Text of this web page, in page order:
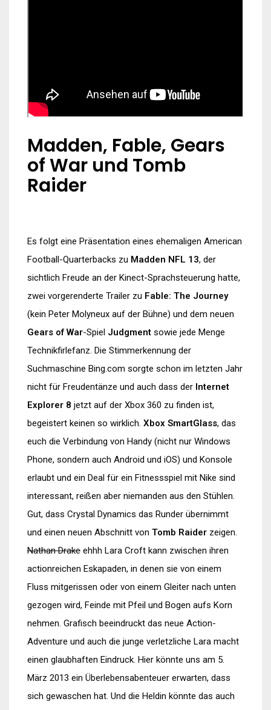
Madden, Fable, Gears
of War und Tomb
Raider
Es folgt eine Präsentation eines ehemaligen American
Football-Quarterbacks zu Madden NFL 13, der
sichtlich Freude an der Kinect-Sprachsteuerung hatte,
zwei vorgerenderte Trailer zu Fable: The Journey
(kein Peter Molyneux auf der Bühne) und dem neuen
Gears of War-Spiel Judgment sowie jede Menge
Technikfirlefanz. Die Stimmerkennung der
Suchmaschine Bing.com sorgte schon im letzten Jahr
nicht für Freudentänze und auch dass der Internet
Explorer 8 jetzt auf der Xbox 360 zu finden ist,
begeistert keinen so wirklich. Xbox SmartGlass, das
euch die Verbindung von Handy (nicht nur Windows
Phone, sondern auch Android und iOS) und Konsole
erlaubt und ein Deal für ein Fitnessspiel mit Nike sind
interessant, reißen aber niemanden aus den Stühlen.
Gut, dass Crystal Dynamics das Runder übernimmt
und einen neuen Abschnitt von Tomb Raider zeigen.
Nathan Drake ehhh Lara Croft kann zwischen ihren
actionreichen Eskapaden, in denen sie von einem
Fluss mitgerissen oder von einem Gleiter nach unten
gezogen wird, Feinde mit Pfeil und Bogen aufs Korn
nehmen. Grafisch beeindruckt das neue Action-
Adventure und auch die junge verletzliche Lara macht
einen glaubhaften Eindruck. Hier könnte uns am 5.
März 2013 ein Überlebensabenteuer erwarten, dass
sich gewaschen hat. Und die Heldin könnte das auch